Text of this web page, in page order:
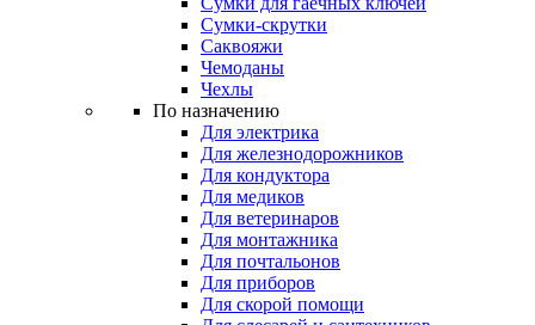
Сумки-скрутки
Саквояжи
Чемоданы
Чехлы
По назначению
Для электрика
Для железнодорожников
Для кондуктора
Для медиков
Для ветеринаров
Для монтажника
Для почтальонов
Для приборов
Для скорой помощи